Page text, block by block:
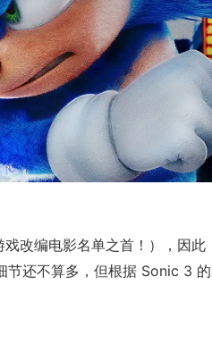
改编电影名单之首！），因此
节还不算多，但根据 Sonic 3 的